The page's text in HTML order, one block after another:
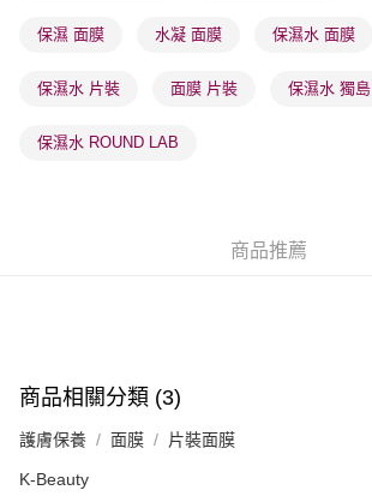
物流公司進行物流配送
澳門地區配送 - 確認發貨後1-4個工作天送達
保濕 面膜 水凝 面膜 保濕水 面膜
保濕水 片裝 面膜 片裝 保濕水 獨島
保濕水 ROUND LAB
商品推薦
商品相關分類 (3)
護膚保養 面膜 片裝面膜
K-Beauty